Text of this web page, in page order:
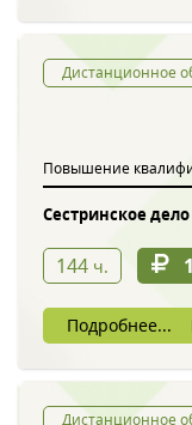
Дистанционное
Повышение
Сестринское
144 ч.
Подробнее...
Дистанционное